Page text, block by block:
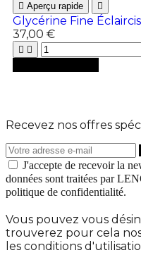
 Aperçu rapide 
Glycérine Fine
37,00 €
 
Recevez nos offres
J'accepte de recevoir la
données sont traitées par
politique de confidentialité.
Vous pouvez vous
trouverez pour cela
les conditions